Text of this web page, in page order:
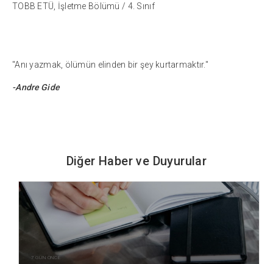
TOBB ETÜ, İşletme Bölümü / 4. Sınıf
"Anı yazmak, ölümün elinden bir şey kurtarmaktır."
-Andre Gide
Diğer Haber ve Duyurular
7 GÜN ÖNCE